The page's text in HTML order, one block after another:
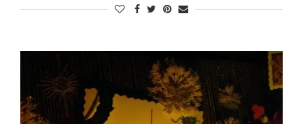
2 décembre 2024